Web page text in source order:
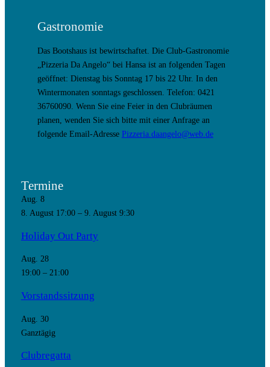
Gastronomie
Das Bootshaus ist bewirtschaftet. Die Club-Gastronomie
„Pizzeria Da Angelo“ bei Hansa ist an folgenden Tagen
geöffnet: Dienstag bis Sonntag 17 bis 22 Uhr. In den
Wintermonaten sonntags geschlossen. Telefon: 0421
36760090. Wenn Sie eine Feier in den Clubräumen
planen, wenden Sie sich bitte mit einer Anfrage an
folgende Email-Adresse Pizzeria.daangelo@web.de
Termine
Aug. 8
8. August 17:00– 9. August 9:30
Holiday Out Party
Aug. 28
19:00– 21:00
Vorstandssitzung
Aug. 30
Ganztägig
Clubregatta